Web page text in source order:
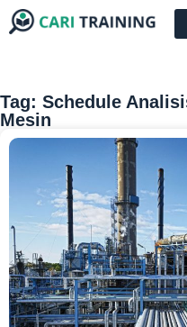
Tag: Schedule
Mesin